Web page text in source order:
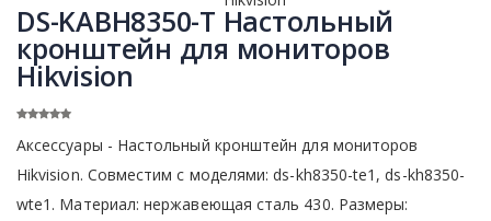
DS-KABH8350-T Настольный
кронштейн для мониторов
Hikvision
Аксессуары - Настольный кронштейн для мониторов
Hikvision. Совместим с моделями: ds-kh8350-te1, ds-kh8350-
wte1. Материал: нержавеющая сталь 430. Размеры: